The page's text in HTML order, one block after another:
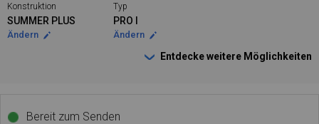
Konstruktion
SUMMER PLUS
Ändern
Typ
PRO I
Ändern
Entdecke weitere Möglichkeiten
Bereit zum Senden